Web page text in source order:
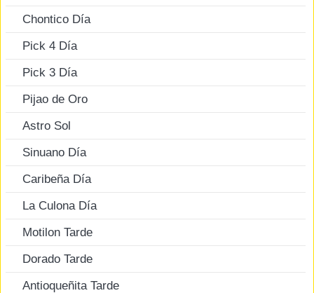
Chontico Día
Pick 4 Día
Pick 3 Día
Pijao de Oro
Astro Sol
Sinuano Día
Caribeña Día
La Culona Día
Motilon Tarde
Dorado Tarde
Antioqueñita Tarde